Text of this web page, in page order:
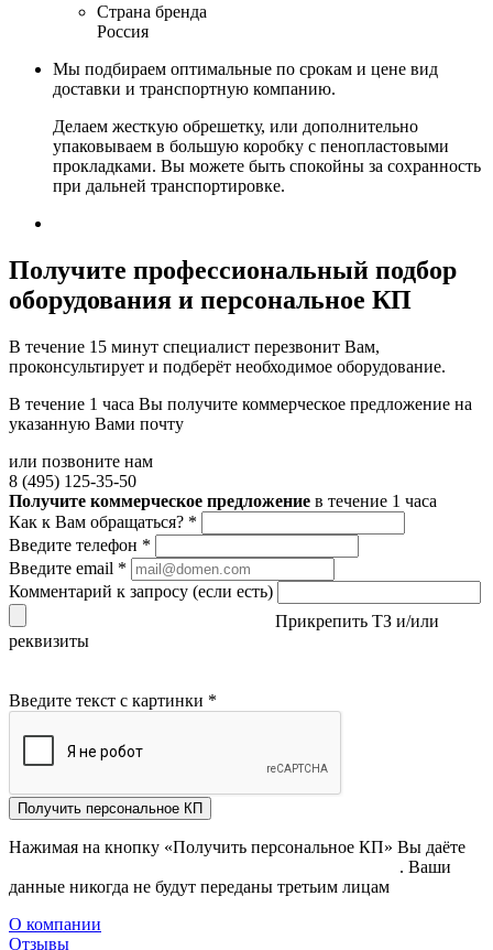
Страна бренда
Россия
Мы подбираем оптимальные по срокам и цене вид
доставки и транспортную компанию.
Делаем жесткую обрешетку, или дополнительно
упаковываем в большую коробку с пенопластовыми
прокладками. Вы можете быть спокойны за сохранность
при дальней транспортировке.
Получите профессиональный подбор
оборудования и персональное КП
В течение 15 минут специалист перезвонит Вам,
проконсультирует и подберёт необходимое оборудование.
В течение 1 часа Вы получите коммерческое предложение на
указанную Вами почту
или позвоните нам
8 (495) 125-35-50
Получите коммерческое предложение в течение 1 часа
Как к Вам обращаться? *
Введите телефон *
Введите email *
Комментарий к запросу (если есть)
Прикрепить ТЗ и/или
реквизиты
Введите текст с картинки *
Получить персональное КП
Нажимая на кнопку «Получить персональное КП» Вы даёте
. Ваши
данные никогда не будут переданы третьим лицам
О компании
Отзывы